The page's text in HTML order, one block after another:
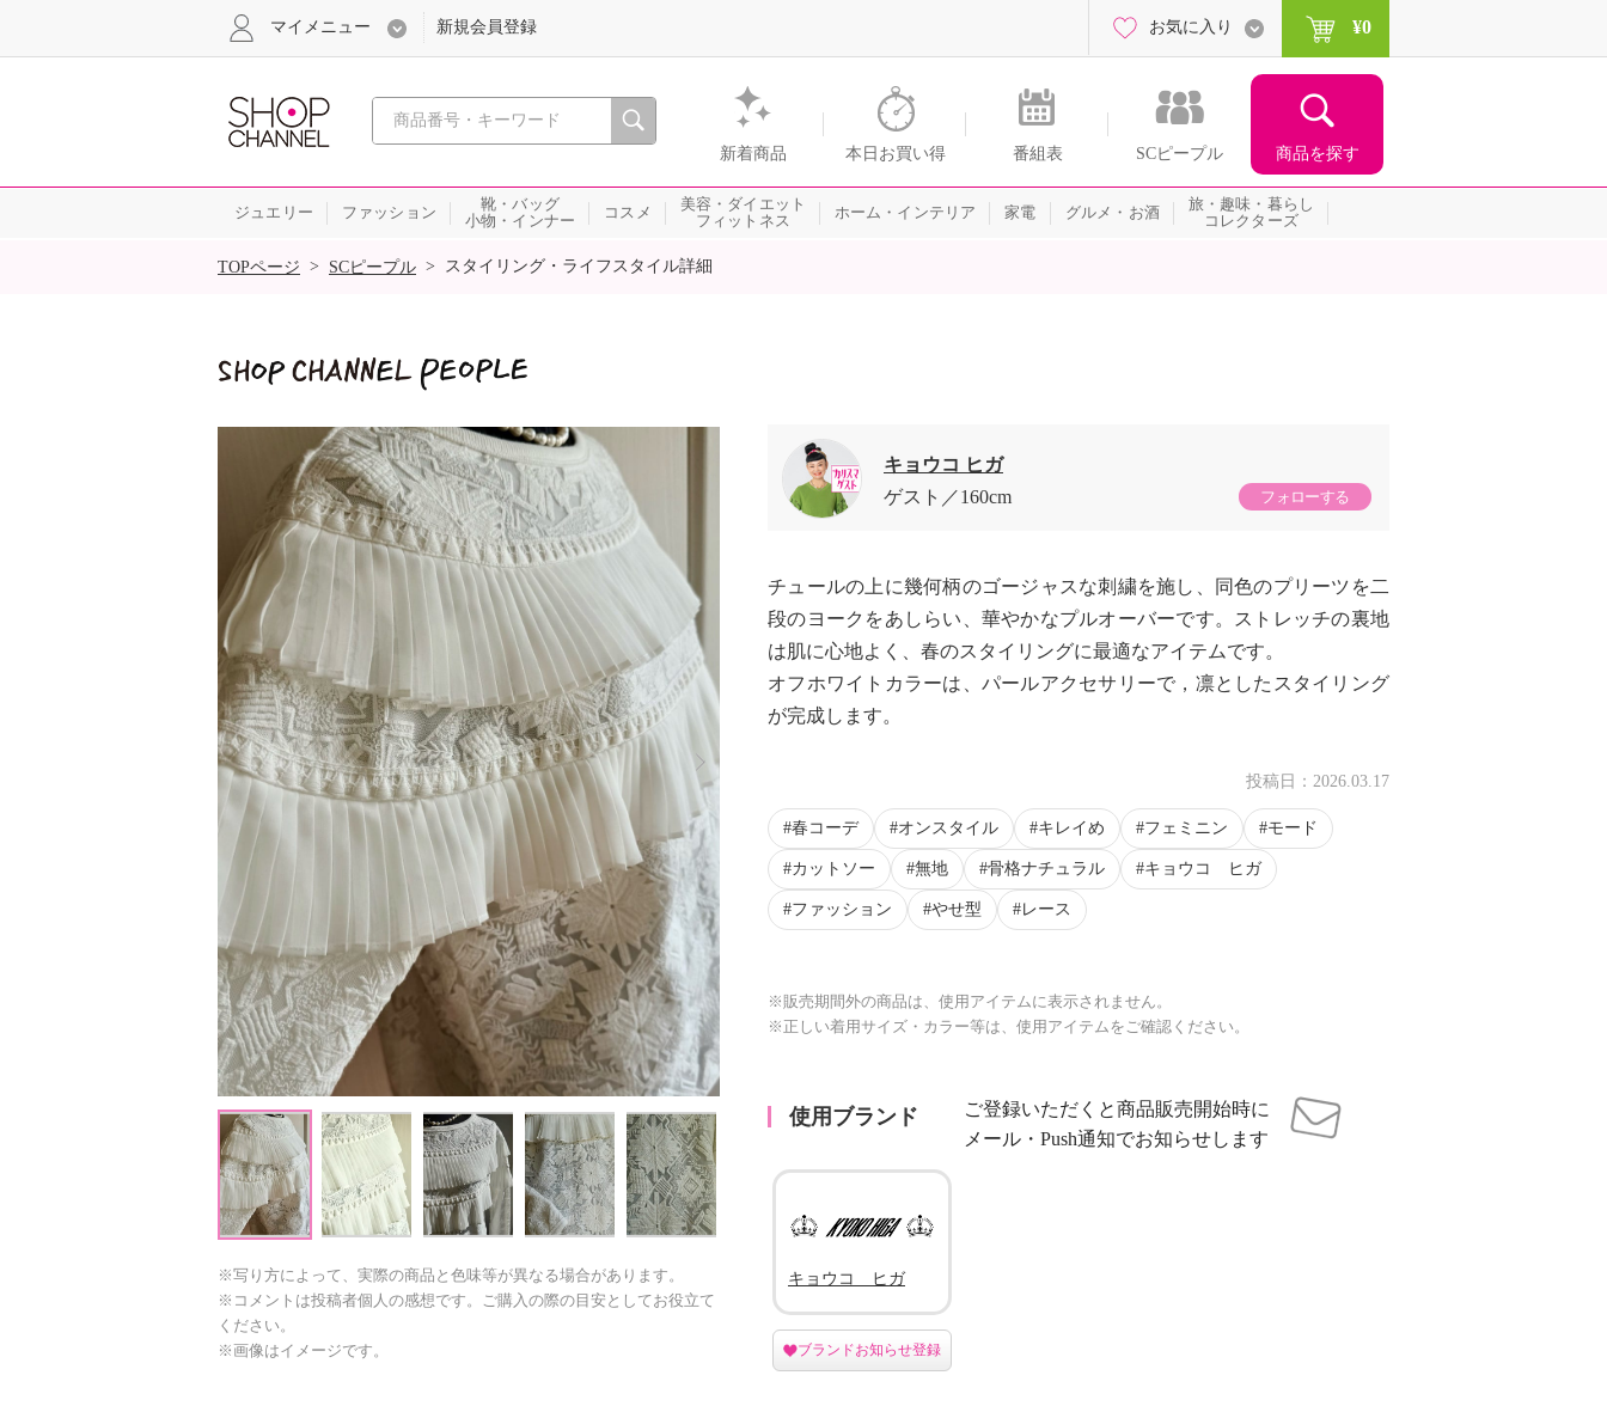
心おどる、瞬間を。通販・テレビショッピングのショップチャンネル
新着商品 本日お買い得 番組表 SCピープル 商品を探す
マイメニュー 新規会員登録 お気に入り ¥0
ジュエリー ファッション
靴・バッグ
小物・インナー
コスメ
美容・ダイエット
フィットネス
ホーム・インテリア 家電 グルメ・お酒
旅・趣味・暮らし
コレクターズ
SALE
TOPページ > SCピープル > スタイリング・ライフスタイル詳細
Next
※写り方によって、実際の商品と色味等が異なる場合があります。
※コメントは投稿者個人の感想です。ご購入の際の目安としてお役立て
ください。
※画像はイメージです。
キョウコ ヒガ
ゲスト
160cm フォローする
チュールの上に幾何柄のゴージャスな刺繍を施し、同色のプリーツを二
段のヨークをあしらい、華やかなプルオーバーです。ストレッチの裏地
は肌に心地よく、春のスタイリングに最適なアイテムです。
オフホワイトカラーは、パールアクセサリーで，凛としたスタイリング
が完成します。
投稿日： 2026.03.17
春コーデ オンスタイル キレイめ フェミニン モード
カットソー 無地 骨格ナチュラル キョウコ ヒガ
ファッション やせ型 レース
※販売期間外の商品は、使用アイテムに表示されません。
※正しい着用サイズ・カラー等は、使用アイテムをご確認ください。
使用ブランド
ご登録いただくと商品販売開始時に
メール・Push通知でお知らせします
キョウコ ヒガ
ブランドお知らせ登録